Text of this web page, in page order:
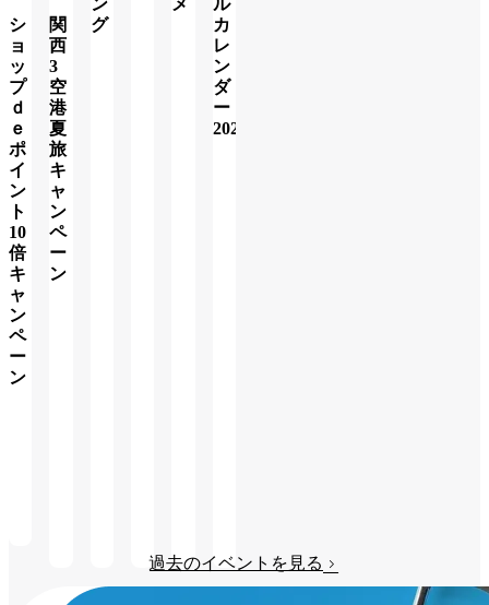
シ
ョ
ッ
プ
ｄ
ｅ
ポ
イ
ン
ト
10
倍
キ
ャ
ン
ペ
ー
ン
関
西
3
空
港
夏
旅
キ
ャ
ン
ペ
ー
ン
グ
カ
レ
ン
ダ
ー
2026
過去のイベントを見る